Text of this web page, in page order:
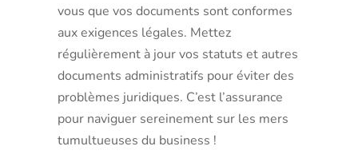
vous que vos documents sont conformes
aux exigences légales. Mettez
régulièrement à jour vos statuts et autres
documents administratifs pour éviter des
problèmes juridiques. C’est l’assurance
pour naviguer sereinement sur les mers
tumultueuses du business !